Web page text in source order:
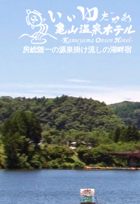
房総随一の源泉掛け流しの湖畔宿